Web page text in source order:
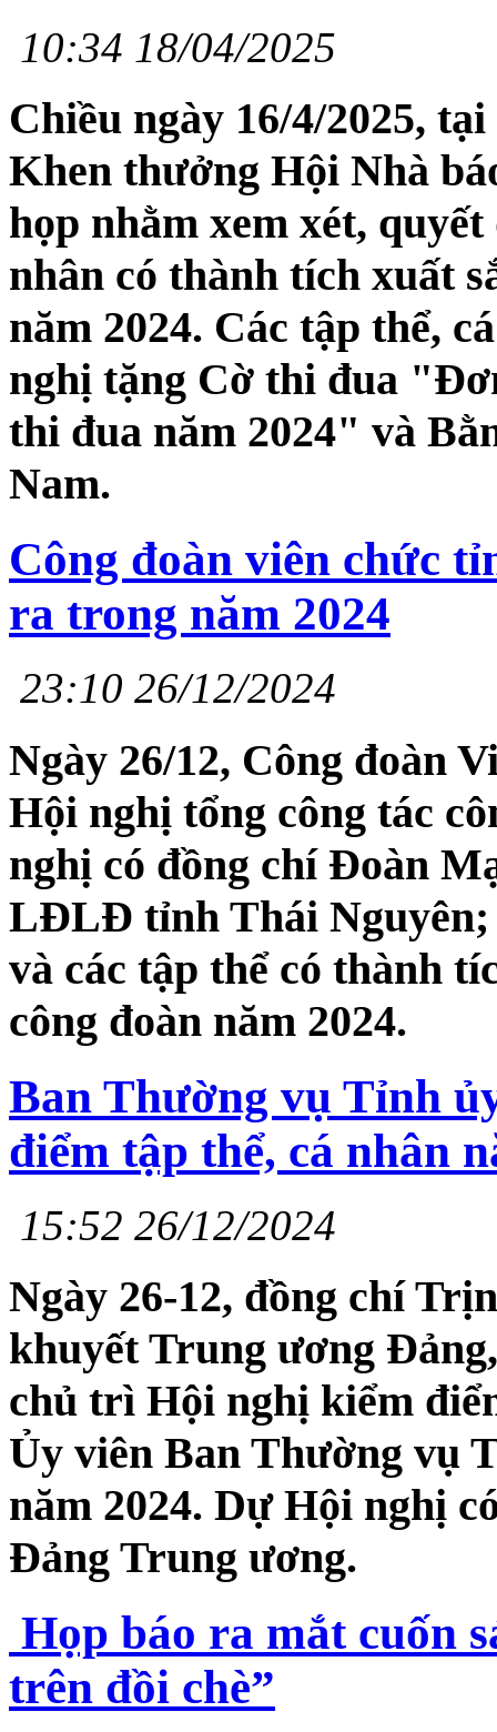
10:34 18/04/2025
Chiều ngày 16/4/2025,
Khen thưởng Hội Nhà
họp nhằm xem xét,
nhân có thành tích xuất
năm 2024. Các tập thể,
nghị tặng Cờ thi đua
thi đua năm 2024" và
Nam.
Công đoàn viên chức
ra trong năm 2024
23:10 26/12/2024
Ngày 26/12, Công đoàn
Hội nghị tổng công tác
nghị có đồng chí Đoàn
LĐLĐ tỉnh Thái Nguyên;
và các tập thể có thành
công đoàn năm 2024.
Ban Thường vụ Tỉnh
điểm tập thể, cá nhân
15:52 26/12/2024
Ngày 26-12, đồng chí
khuyết Trung ương
chủ trì Hội nghị kiểm
Ủy viên Ban Thường vụ
năm 2024. Dự Hội nghị
Đảng Trung ương.
Họp báo ra mắt cuốn
trên đồi chè”